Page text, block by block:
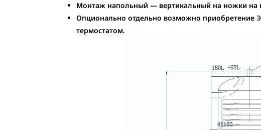
Монтаж напольный — вертикальный на ножки на
Опционально отдельно возможно приобретение
термостатом.